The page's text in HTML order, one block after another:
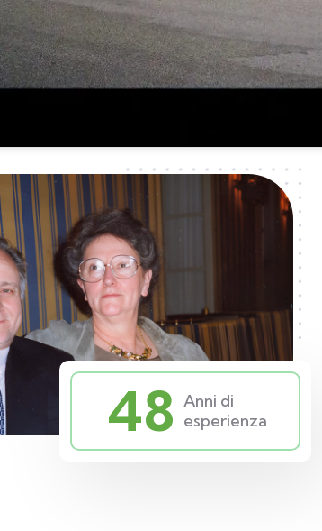
48 Anni di
esperienza